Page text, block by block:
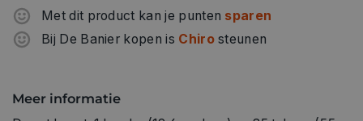
Met dit product kan je punten sparen
Bij De Banier kopen is Chirosteunen
Meer informatie